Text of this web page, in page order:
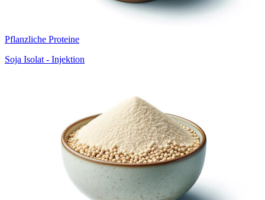
Pflanzliche Proteine
Soja Isolat - Injektion